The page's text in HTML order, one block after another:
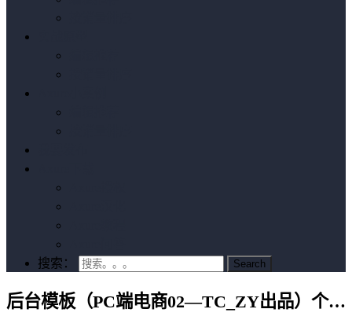
搜索：
后台模板（PC端电商02—TC_ZY出品）个人本年度最佳作品…